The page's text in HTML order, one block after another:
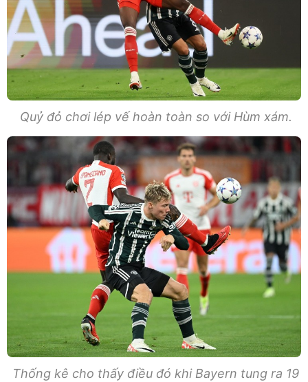
Quỷ đỏ chơi lép vế hoàn toàn so với Hùm xám.
Thống kê cho thấy điều đó khi Bayern tung ra 19